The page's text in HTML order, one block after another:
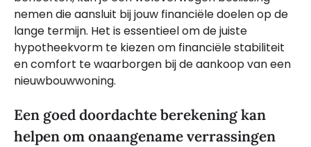
nemen die aansluit bij jouw financiële doelen op de
lange termijn. Het is essentieel om de juiste
hypotheekvorm te kiezen om financiële stabiliteit
en comfort te waarborgen bij de aankoop van een
nieuwbouwwoning.
Een goed doordachte berekening kan
helpen om onaangename verrassingen